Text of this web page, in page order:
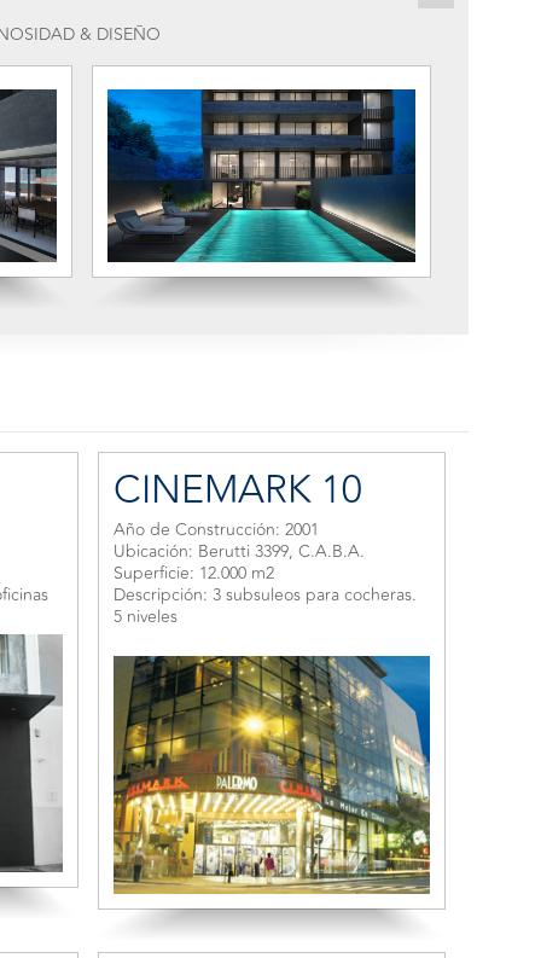
& DISEÑO
CINEMARK 10
Año de Construcción: 2001
Ubicación: Berutti 3399, C.A.B.A.
Superficie: 12.000 m2
Descripción: 3 subsuleos para cocheras.
5 niveles